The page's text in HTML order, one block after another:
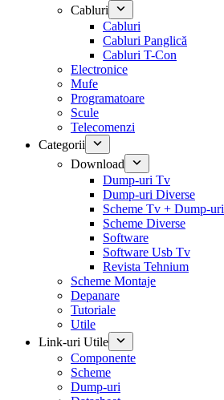
Cabluri
Cabluri
Cabluri Panglică
Cabluri T-Con
Electronice
Mufe
Programatoare
Scule
Telecomenzi
Categorii
Download
Dump-uri Tv
Dump-uri Diverse
Scheme Tv + Dump-uri
Scheme Diverse
Software
Software Usb Tv
Revista Tehnium
Scheme Montaje
Depanare
Tutoriale
Utile
Link-uri Utile
Componente
Scheme
Dump-uri